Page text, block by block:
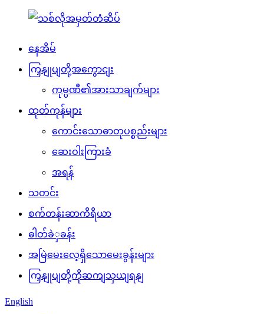
နေအိမ်
ကြှနျုပျတို့အကွောငျး
ကုမ္ပဏီ၏အားသာချက်များ
ထုတ်ကုန်များ
ကောင်းသောဓာတုပစ္စည်းများ
ဆေးဝါးကြားခံ
အရန်
သတင်း
စက်တန်းဆာကိရိယာ
ဓါတ်ခဲှခန်း
အမြဲမေးလေ့ရှိသောမေးခွန်းများ
ကြှနျုပျတို့ကိုဆကျသှယျရနျ
English